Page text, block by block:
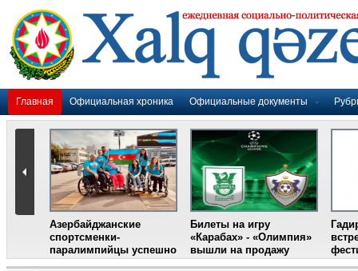
Главная Официальная хроника Официальные документы
Азербайджанские
спортсменки-
паралимпийцы успешно
выступили на III
Билеты на игру
«Карабах» - «Олимпия»
вышли на продажу